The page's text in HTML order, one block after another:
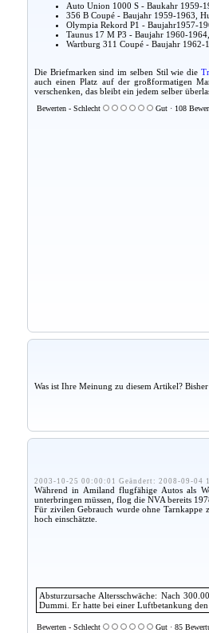
Auto Union 1000 S - Baukahr 1959-
356 B Coupé - Baujahr 1959-1963,
Olympia Rekord P1 - Baujahr1957-
Taunus 17 M P3 - Baujahr 1960-
Wartburg 311 Coupé - Baujahr 1962-
Die Briefmarken sind im selben Stil wie die
auch einen Platz auf der großformatigen
verschenken, das bleibt ein jedem selber
Bewerten - Schlecht Gut · 108
Was ist Ihre Meinung zu diesem Artikel?
2003-10-25 00:00:01 Geändert: 2008-09-04
Während in Amiland flugfähige Autos als
unterbringen müssen, flog die NVA bereits
Für zivilen Gebrauch wurde ohne
hoch einschätzte.
Absturzursache Altersschwäche: Nach
Dummi. Er hatte bei einer Luftbetankung
Bewerten - Schlecht Gut · 85